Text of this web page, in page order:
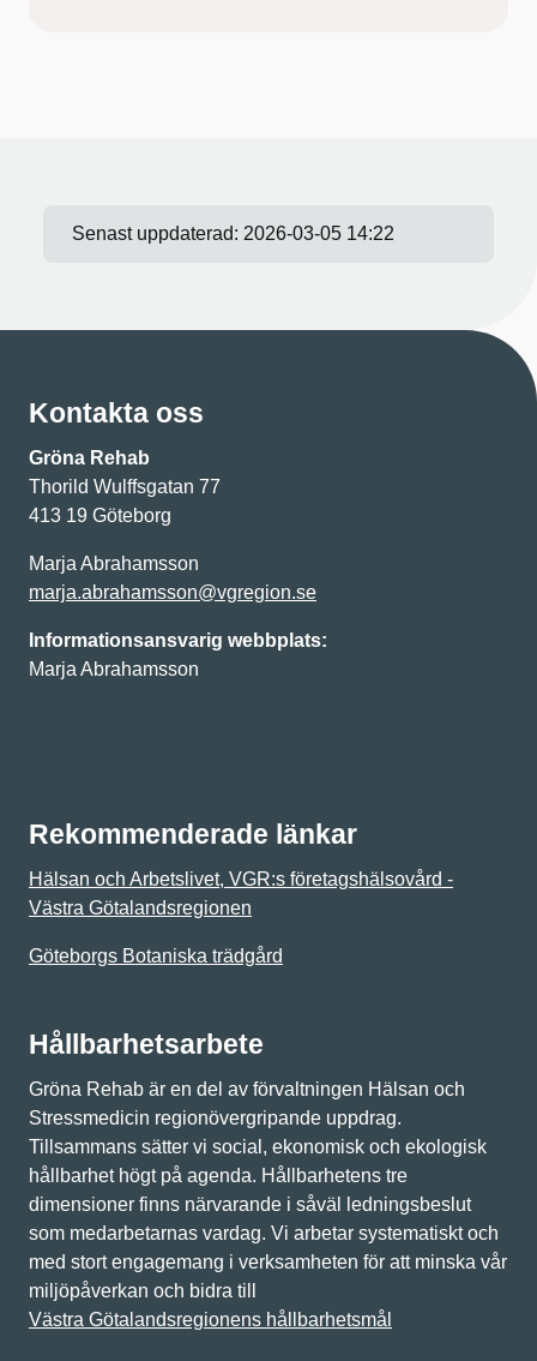
Senast uppdaterad: 2026-03-05 14:22
Kontakta oss
Gröna Rehab
Thorild Wulffsgatan 77
413 19 Göteborg
Marja Abrahamsson
marja.abrahamsson@vgregion.se
Informationsansvarig webbplats:
Marja Abrahamsson
Rekommenderade länkar
Hälsan och Arbetslivet, VGR:s företagshälsovård -
Västra Götalandsregionen
Göteborgs Botaniska trädgård
Hållbarhetsarbete
Gröna Rehab är en del av förvaltningen Hälsan och
Stressmedicin regionövergripande uppdrag.
Tillsammans sätter vi social, ekonomisk och ekologisk
hållbarhet högt på agenda. Hållbarhetens tre
dimensioner finns närvarande i såväl ledningsbeslut
som medarbetarnas vardag. Vi arbetar systematiskt och
med stort engagemang i verksamheten för att minska vår
miljöpåverkan och bidra till
Västra Götalandsregionens hållbarhetsmål